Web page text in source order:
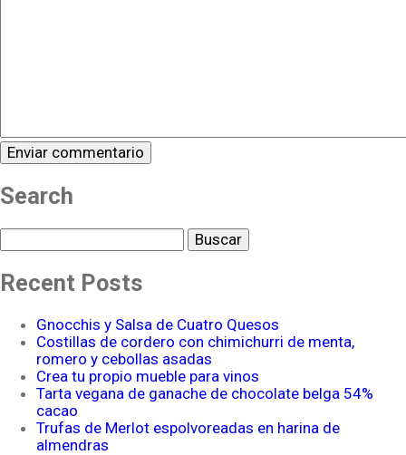
Search
Recent Posts
Gnocchis y Salsa de Cuatro Quesos
Costillas de cordero con chimichurri de menta,
romero y cebollas asadas
Crea tu propio mueble para vinos
Tarta vegana de ganache de chocolate belga 54%
cacao
Trufas de Merlot espolvoreadas en harina de
almendras